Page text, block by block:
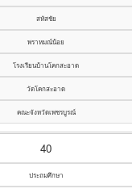
สหัสชัย
พราหมณ์น้อย
โรงเรียนบ้านโคกสะอาด
วัดโคกสะอาด
คณะจังหวัดเพชรบูรณ์
40
ประถมศึกษา